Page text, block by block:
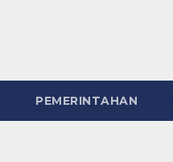
PEMERINTAHAN